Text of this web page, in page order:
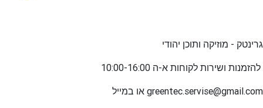
גרינטק - מוזיקה ותוכן יהודי
להזמנות ו
greentec.servise@gmail.com